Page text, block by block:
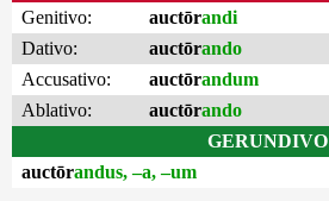
Genitivo:
auctōrandi
Dativo:
auctōrando
Accusativo:
auctōrandum
Ablativo:
auctōrando
GERUNDIVO
auctōrandus, –a, –um